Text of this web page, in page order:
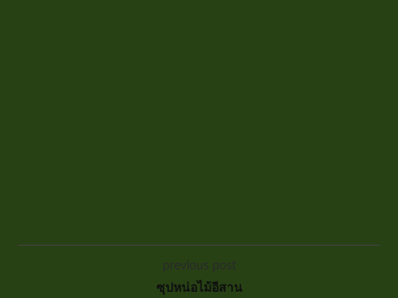
previous post
ซุปหน่อไม้อีสาน